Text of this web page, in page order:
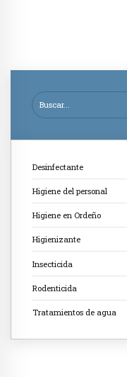
Desinfectante
Higiene del personal
Higiene en Ordeño
Higienizante
Insecticida
Rodenticida
Tratamientos de agua